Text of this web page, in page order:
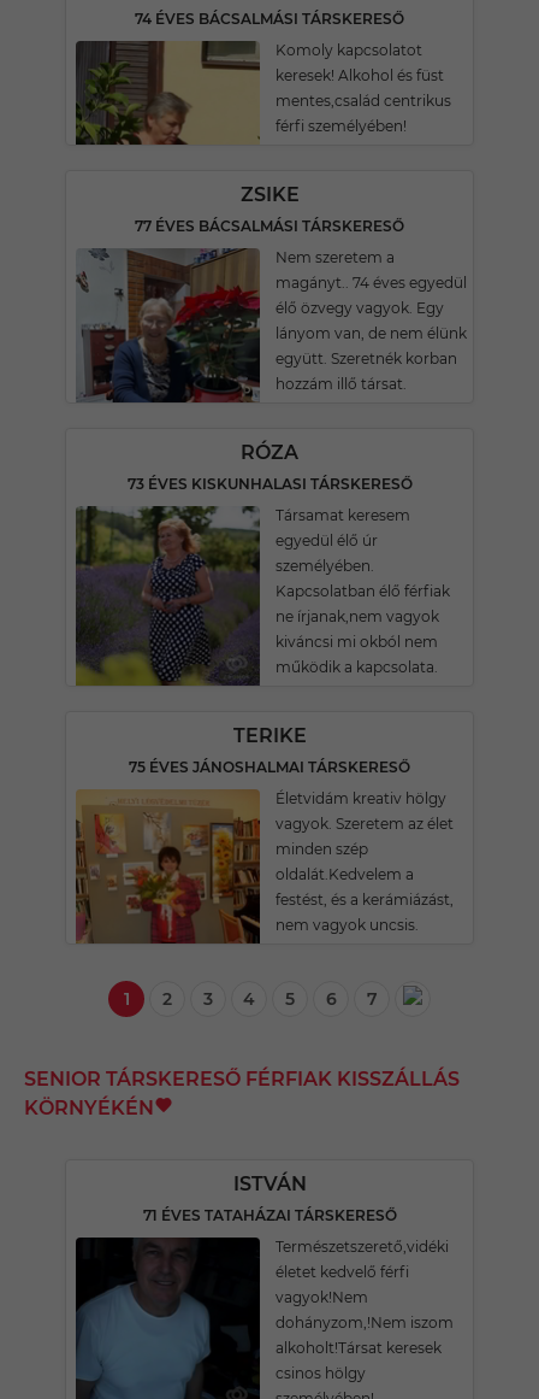
74 ÉVES BÁCSALMÁSI TÁRSKERESŐ
Komoly kapcsolatot
keresek! Alkohol és füst
mentes,család centrikus
férfi személyében!
ZSIKE
77 ÉVES BÁCSALMÁSI TÁRSKERESŐ
Nem szeretem a
magányt.. 74 éves egyedül
élő özvegy vagyok. Egy
lányom van, de nem élünk
együtt. Szeretnék korban
hozzám illő társat.
RÓZA
73 ÉVES KISKUNHALASI TÁRSKERESŐ
Társamat keresem
egyedül élő úr
személyében.
Kapcsolatban élő férfiak
ne írjanak,nem vagyok
kiváncsi mi okból nem
működik a kapcsolata.
TERIKE
75 ÉVES JÁNOSHALMAI TÁRSKERESŐ
Életvidám kreativ hölgy
vagyok. Szeretem az élet
minden szép
oldalát.Kedvelem a
festést, és a kerámiázást,
nem vagyok uncsis.
1 2 3 4 5 6 7
SENIOR TÁRSKERESŐ FÉRFIAK KISSZÁLLÁS
KÖRNYÉKÉN
ISTVÁN
71 ÉVES TATAHÁZAI TÁRSKERESŐ
Természetszerető,vidéki
életet kedvelő férfi
vagyok!Nem
dohányzom,!Nem iszom
alkoholt!Társat keresek
csinos hölgy